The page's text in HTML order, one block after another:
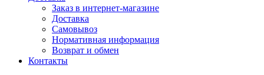
Заказ в интернет-магазине
Доставка
Самовывоз
Нормативная информация
Возврат и обмен
Контакты